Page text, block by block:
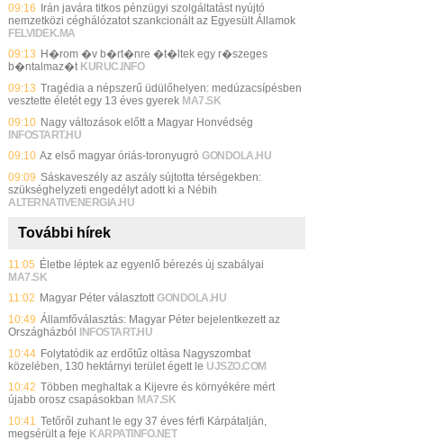
09:16 Irán javára titkos pénzügyi szolgáltatást nyújtó
nemzetközi céghálózatot szankcionált az Egyesült Államok
FELVIDEK.MA
09:13 H�rom �v b�rt�nre �t�ltek egy r�szeges
b�ntalmaz�t KURUC.INFO
09:13 Tragédia a népszerű üdülőhelyen: medúzacsípésben
vesztette életét egy 13 éves gyerek MA7.SK
09:10 Nagy változások előtt a Magyar Honvédség
INFOSTART.HU
09:10 Az első magyar óriás-toronyugró GONDOLA.HU
09:09 Sáskaveszély az aszály sújtotta térségekben:
szükséghelyzeti engedélyt adott ki a Nébih
ALTERNATIVENERGIA.HU
További hírek
11:05 Életbe léptek az egyenlő bérezés új szabályai
MA7.SK
11:02 Magyar Péter választott GONDOLA.HU
10:49 Államfőválasztás: Magyar Péter bejelentkezett az
Országházból
INFOSTART.HU
10:44 Folytatódik az erdőtűz oltása Nagyszombat
közelében, 130 hektárnyi terület égett le UJSZO.COM
10:42 Többen meghaltak a Kijevre és környékére mért
újabb orosz csapásokban MA7.SK
10:41 Tetőről zuhant le egy 37 éves férfi Kárpátalján,
megsérült a feje KARPATINFO.NET